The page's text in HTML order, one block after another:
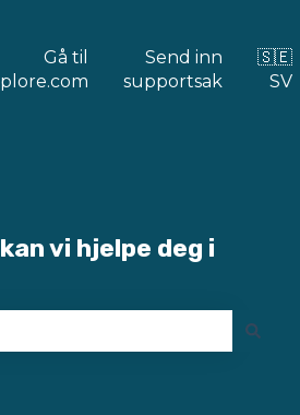
Gå til
Send inn
supportsak
🇸🇪
SV
vi hjelpe deg i